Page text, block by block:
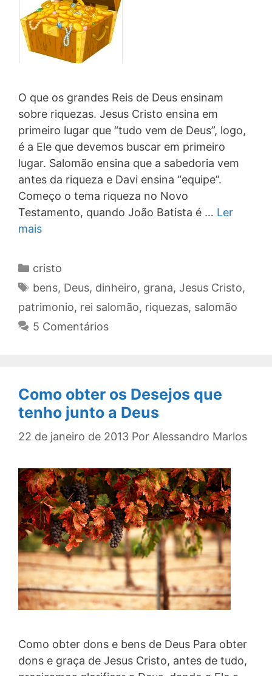
O que os grandes Reis de Deus ensinam
sobre riquezas. Jesus Cristo ensina em
primeiro lugar que “tudo vem de Deus”, logo,
é a Ele que devemos buscar em primeiro
lugar. Salomão ensina que a sabedoria vem
antes da riqueza e Davi ensina “equipe”.
Começo o tema riqueza no Novo
Testamento, quando João Batista é … Ler
mais
Categorias
cristo
Tags
bens, Deus, dinheiro, grana, Jesus Cristo,
patrimonio, rei salomão, riquezas, salomão
5 Comentários
Como obter os Desejos que
tenho junto a Deus
22 de janeiro de 2013 Por Alessandro Marlos
Como obter dons e bens de Deus Para obter
dons e graça de Jesus Cristo, antes de tudo,